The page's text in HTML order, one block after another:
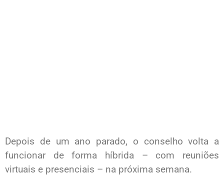
Depois de um ano parado, o conselho volta a
funcionar de forma híbrida – com reuniões
virtuais e presenciais – na próxima semana.